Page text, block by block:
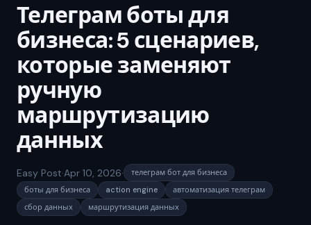
Телеграм боты для
бизнеса: 5 сценариев,
которые заменяют
ручную
маршрутизацию
данных
Easy Post·Apr 10, 2026·
телеграм бот для бизнеса
боты для бизнеса
action engine
автоматизация телеграм
сбор данных
маршрутизация данных